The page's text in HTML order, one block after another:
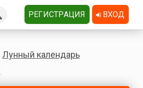
Лунный календарь
РЕГИСТРАЦИЯ ВХОД